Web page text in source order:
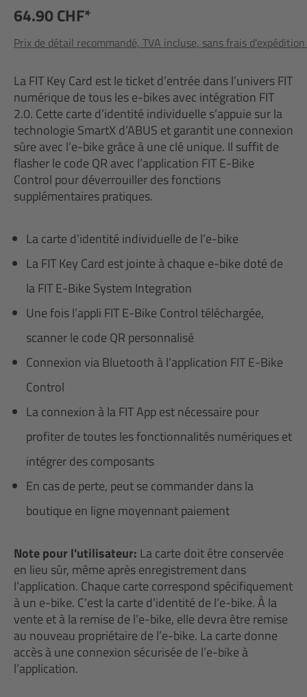
64.90 CHF*
Prix de détail recommandé, TVA incluse, sans frais
La FIT Key Card est le ticket d’entrée dans l’univers FIT
numérique de tous les e-bikes avec intégration FIT
2.0. Cette carte d’identité individuelle s’appuie sur la
technologie SmartX d’ABUS et garantit une connexion
sûre avec l’e-bike grâce à une clé unique. Il suffit de
flasher le code QR avec l’application FIT E-Bike
Control pour déverrouiller des fonctions
supplémentaires pratiques.
La carte d’identité individuelle de l’e-bike
La FIT Key Card est jointe à chaque e-bike doté de
la FIT E-Bike System Integration
Une fois l’appli FIT E-Bike Control téléchargée,
scanner le code QR personnalisé
Connexion via Bluetooth à l’application FIT E-Bike
Control
La connexion à la FIT App est nécessaire pour
profiter de toutes les fonctionnalités numériques et
intégrer des composants
En cas de perte, peut se commander dans la
boutique en ligne moyennant paiement
Note pour l'utilisateur: La carte doit être conservée
en lieu sûr, même après enregistrement dans
l’application. Chaque carte correspond spécifiquement
à un e-bike. C’est la carte d’identité de l’e-bike. À la
vente et à la remise de l’e-bike, elle devra être remise
au nouveau propriétaire de l’e-bike. La carte donne
accès à une connexion sécurisée de l’e-bike à
l’application.